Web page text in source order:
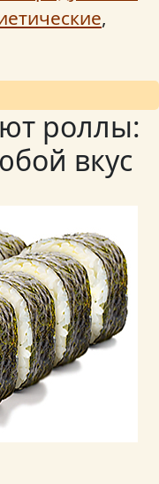
,
роллы:
вкус